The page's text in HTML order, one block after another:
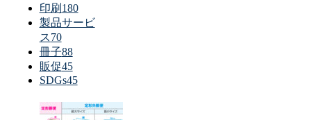
印刷 180
製品サービ
ス70
冊子88
販促45
SDGs45